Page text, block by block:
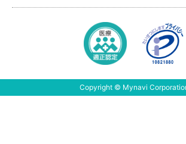
Copyright © Mynavi